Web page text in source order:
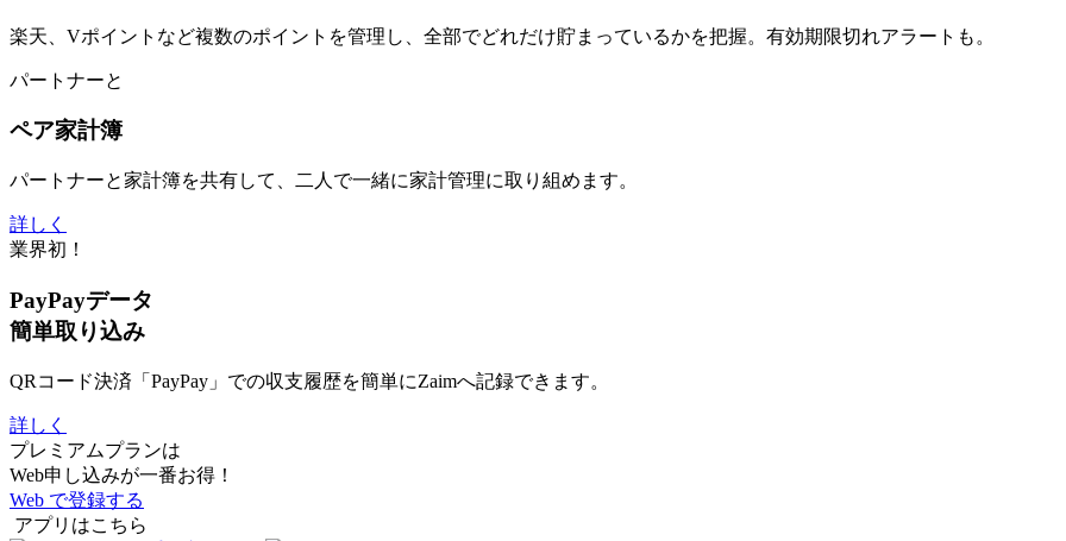
楽天、Vポイントなど複数のポイントを管理し、全部でどれだけ貯まっているかを把握。有効期限切れアラートも。
パートナーと
ペア家計簿
パートナーと家計簿を共有して、二人で一緒に家計管理に取り組めます。
詳しく
業界初！
PayPayデータ
簡単取り込み
QRコード決済「PayPay」での収支履歴を簡単にZaimへ記録できます。
詳しく
プレミアムプランは
Web申し込みが一番お得！
Web で登録する
アプリはこちら